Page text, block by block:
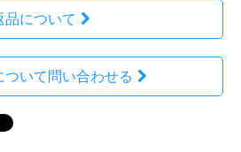
品について
ついて問い合わせる